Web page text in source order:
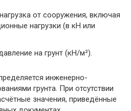
от сооружения, включая
нагрузки (в кН или
на грунт (кН/м²).
инженерно-
грунта. При отсутствии
значения, приведённые